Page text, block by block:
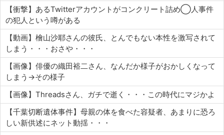
【衝撃】あるTwitterアカウントがコンクリート詰め◯人事件
の犯人という噂がある
【動画】檜山沙耶さんの彼氏、とんでもない本性を激写されて
しまう・・・おさや・・・
【画像】俳優の織田裕二さん、なんだか様子がおかしくなって
しまう→その様子
【画像】Threadsさん、ガチで逝く・・・この時代にマジかよ
【千葉切断遺体事件】母親の体を食べた容疑者、あまりに恐ろ
しい新供述にネット動揺・・・